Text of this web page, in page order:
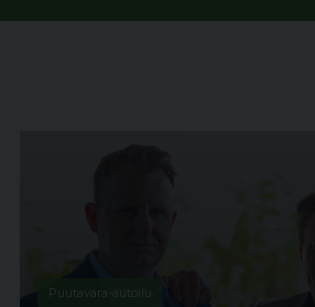
Puutavara-autoilu